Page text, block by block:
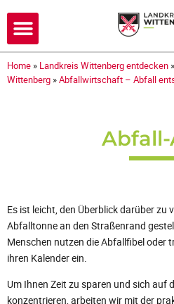
Home » Landkreis Wittenberg entdecken »
Wittenberg »Abfallwirtschaft – Abfall
Es ist leicht, den Überblick darüber zu
Abfalltonne an den Straßenrand
Menschen nutzen die Abfallfibel oder
ihren Kalender ein.
Um Ihnen Zeit zu sparen und sich auf
konzentrieren, arbeiten wir mit der